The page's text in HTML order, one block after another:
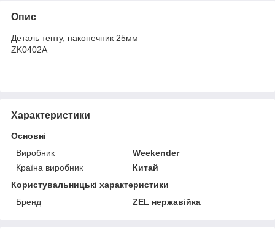
Опис
Деталь тенту, наконечник 25мм
ZK0402A
Характеристики
Основні
Виробник
Weekender
Країна виробник
Китай
Користувальницькі характеристики
Бренд
ZEL нержавійка